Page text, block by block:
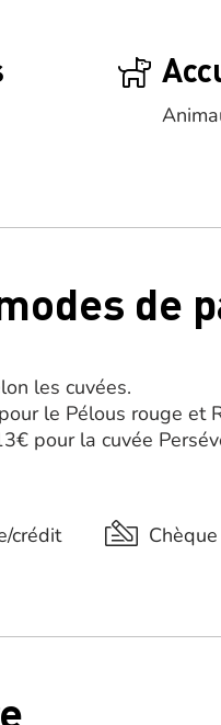
de
les cuvées.
le Pélous rouge et
pour la cuvée
crédit Chèque